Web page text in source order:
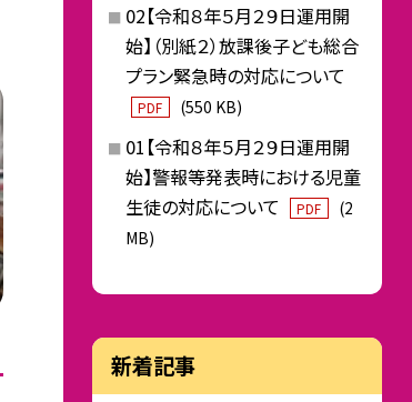
02【令和８年５月２９日運用開
始】（別紙２）放課後子ども総合
プラン緊急時の対応について
PDF (550 KB)
01【令和８年５月２９日運用開
始】警報等発表時における児童
生徒の対応について
PDF
(2
MB)
新着記事